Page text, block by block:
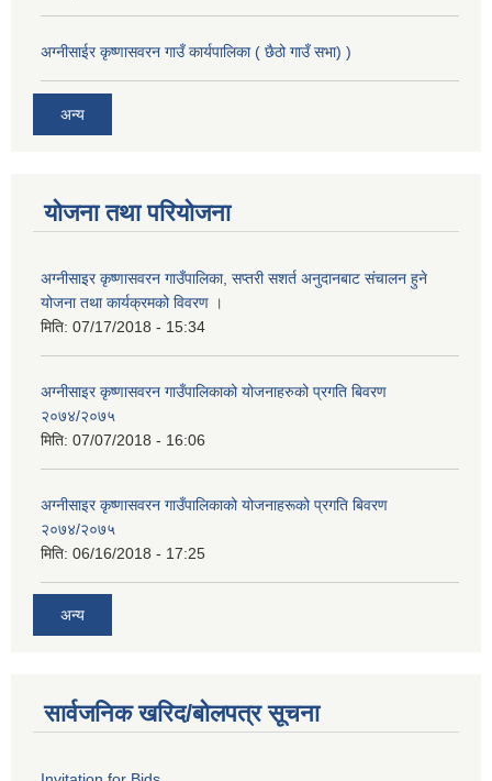
अग्नीसाईर कृष्णासवरन गाउँ कार्यपालिका ( छैठो गाउँ सभा) )
अन्य
योजना तथा परियोजना
अग्नीसाइर कृष्णासवरन गाउँपालिका, सप्तरी सशर्त अनुदानबाट संचालन हुने
योजना तथा कार्यक्रमको विवरण ।
मिति: 07/17/2018 - 15:34
अग्नीसाइर कृष्णासवरन गाउँपालिकाको योजनाहरुको प्रगति बिवरण
२०७४/२०७५
मिति: 07/07/2018 - 16:06
अग्नीसाइर कृष्णासवरन गाउँपालिकाको योजनाहरूको प्रगति बिवरण
२०७४/२०७५
मिति: 06/16/2018 - 17:25
अन्य
सार्वजनिक खरिद/बोलपत्र सूचना